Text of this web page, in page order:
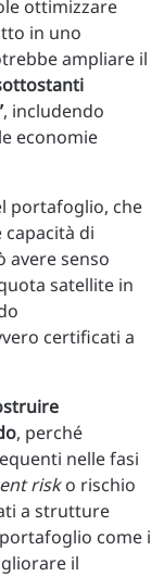
ottimizzare
in uno
ampliare il
, includendo
economie
portafoglio, che
di
avere senso
satellite in
certificati a
, perché
nelle fasi
risko rischio
a strutture
come i
il